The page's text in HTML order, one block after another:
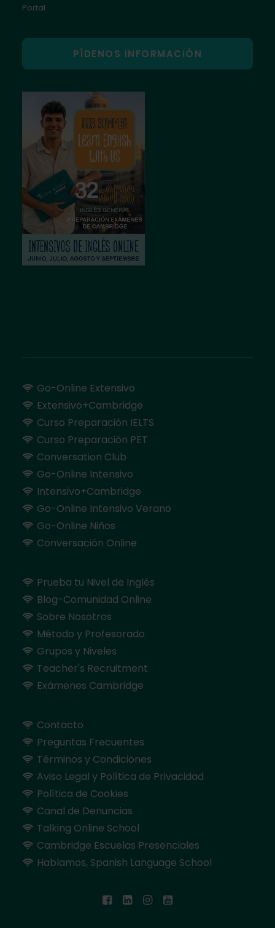
Portal
Go-Online Extensivo
Extensivo+Cambridge
Curso Preparación IELTS
Curso Preparación PET
Conversation Club
Go-Online Intensivo
Intensivo+Cambridge
Go-Online Intensivo Verano
Go-Online Niños
Conversación Online
Prueba tu Nivel de Inglés
Blog-Comunidad Online
Sobre Nosotros
Método y Profesorado
Grupos y Niveles
Teacher's Recruitment
Exámenes Cambridge
Contacto
Preguntas Frecuentes
Términos y Condiciones
Aviso Legal y Política de Privacidad
Política de Cookies
Canal de Denuncias
Talking Online School
Cambridge Escuelas Presenciales
Hablamos, Spanish Language School